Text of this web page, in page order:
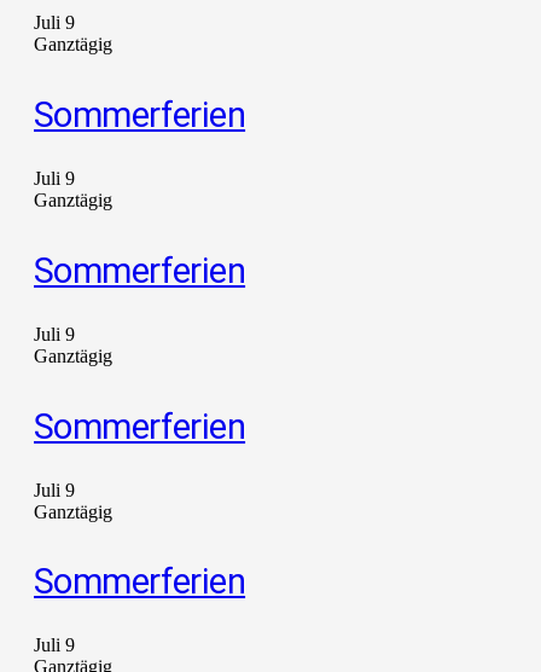
Juli 9
Ganztägig
Sommerferien
Juli 9
Ganztägig
Sommerferien
Juli 9
Ganztägig
Sommerferien
Juli 9
Ganztägig
Sommerferien
Juli 9
Ganztägig